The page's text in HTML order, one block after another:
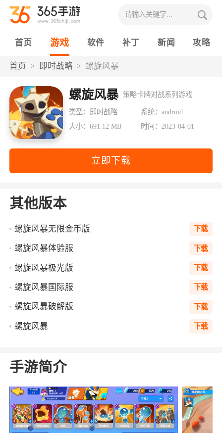
首页 游戏 软件 补丁 新闻 攻略
首页 即时战略 螺旋风暴
螺旋风暴 策略卡牌对战系列游戏
类型：即时战略
系统：android
大小：691.12 MB
时间：2023-04-01
立即下载
其他版本
螺旋风暴无限金币版 下载
螺旋风暴体验服 下载
螺旋风暴极光版 下载
螺旋风暴国际服 下载
螺旋风暴破解版 下载
螺旋风暴 下载
手游简介